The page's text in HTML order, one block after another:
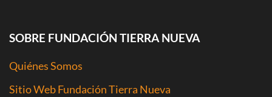
SOBRE FUNDACIÓN TIERRA NUEVA
Quiénes Somos
Sitio Web Fundación Tierra Nueva